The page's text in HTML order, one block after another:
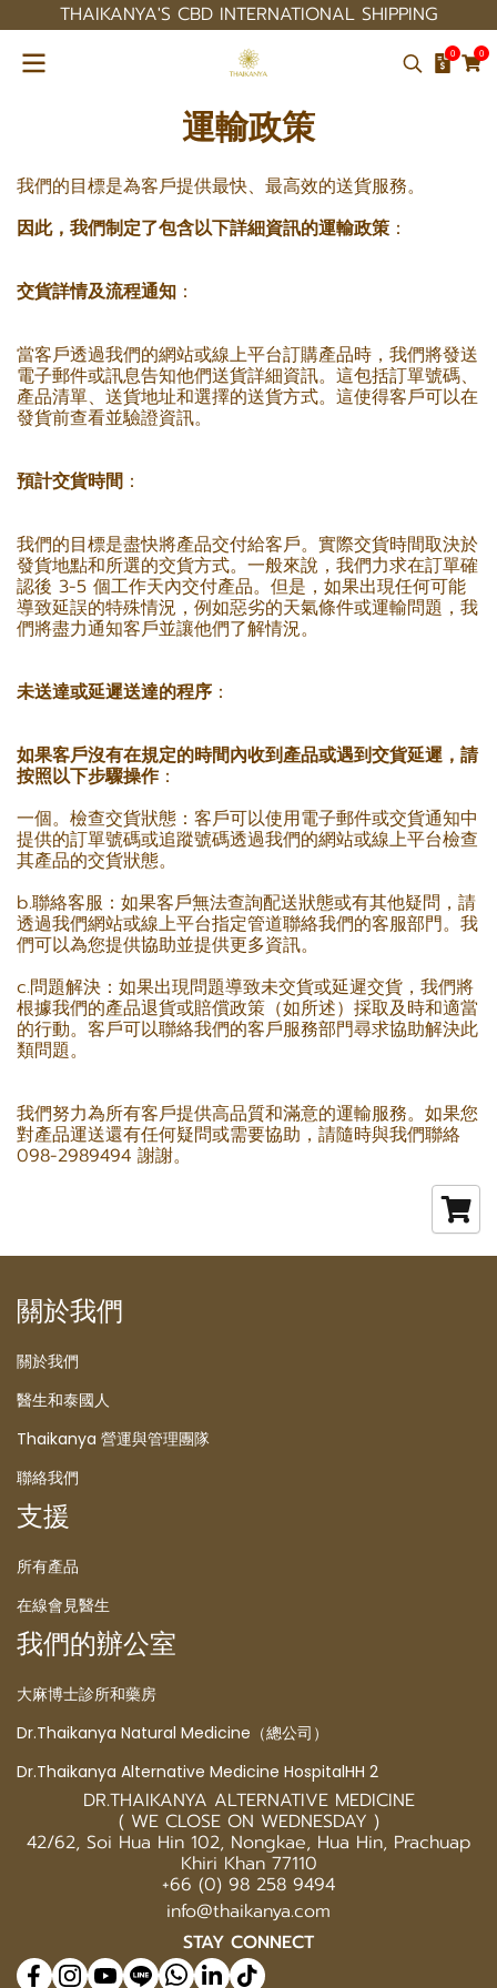
THAIKANYA'S CBD INTERNATIONAL SHIPPING
0 0
運輸政策
我們的目標是為客戶提供最快、最高效的送貨服務。
因此，我們制定了包含以下詳細資訊的運輸政策 ：
交貨詳情及流程通知 ：
當客戶透過我們的網站或線上平台訂購產品時，我們將發送
電子郵件或訊息告知他們送貨詳細資訊。這包括訂單號碼、
產品清單、送貨地址和選擇的送貨方式。這使得客戶可以在
發貨前查看並驗證資訊。
預計交貨時間 ：
我們的目標是盡快將產品交付給客戶。實際交貨時間取決於
發貨地點和所選的交貨方式。一般來說，我們力求在訂單確
認後 3-5 個工作天內交付產品。但是，如果出現任何可能
導致延誤的特殊情況，例如惡劣的天氣條件或運輸問題，我
們將盡力通知客戶並讓他們了解情況。
未送達或延遲送達的程序 ：
如果客戶沒有在規定的時間內收到產品或遇到交貨延遲，請
按照以下步驟操作：
一個。檢查交貨狀態：客戶可以使用電子郵件或交貨通知中
提供的訂單號碼或追蹤號碼透過我們的網站或線上平台檢查
其產品的交貨狀態。
b.聯絡客服：如果客戶無法查詢配送狀態或有其他疑問，請
透過我們網站或線上平台指定管道聯絡我們的客服部門。我
們可以為您提供協助並提供更多資訊。
c.問題解決：如果出現問題導致未交貨或延遲交貨，我們將
根據我們的產品退貨或賠償政策（如所述）採取及時和適當
的行動。客戶可以聯絡我們的客戶服務部門尋求協助解決此
類問題。
我們努力為所有客戶提供高品質和滿意的運輸服務。如果您
對產品運送還有任何疑問或需要協助，請隨時與我們聯絡
098-2989494 謝謝。
關於我們
關於我們
醫生和泰國人
Thaikanya 營運與管理團隊
聯絡我們
支援
所有產品
在線會見醫生
我們的辦公室
大麻博士診所和藥房
Dr.Thaikanya Natural Medicine（總公司）
Dr.Thaikanya Alternative Medicine HospitalHH 2
DR.THAIKANYA ALTERNATIVE MEDICINE
( WE CLOSE ON WEDNESDAY )
42/62, Soi Hua Hin 102, Nongkae, Hua Hin, Prachuap
Khiri Khan 77110
+66 (0) 98 258 9494
info@thaikanya.com
STAY CONNECT